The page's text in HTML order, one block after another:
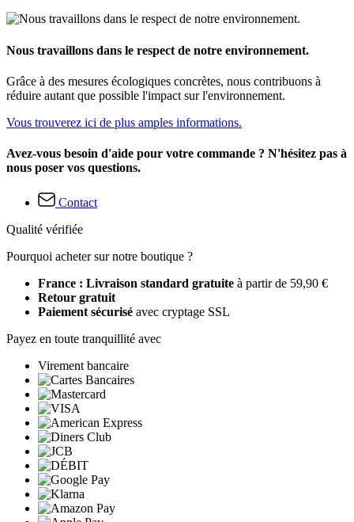
Nous travaillons dans le respect de notre environnement.
Grâce à des mesures écologiques concrètes, nous contribuons à
réduire autant que possible l'impact sur l'environnement.
Vous trouverez ici de plus amples informations.
Avez-vous besoin d'aide pour votre commande ? N'hésitez pas à
nous poser vos questions.
Contact
Qualité vérifiée
Pourquoi acheter sur notre boutique ?
France : Livraison standard gratuite à partir de 59,90 €
Retour gratuit
Paiement sécurisé avec cryptage SSL
Payez en toute tranquillité avec
Virement bancaire